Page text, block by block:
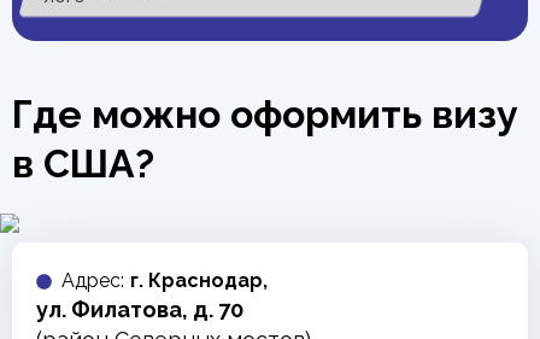
Где можно оформить визу
в США?
Адреc: г. Краснодар,
ул. Филатова, д. 70